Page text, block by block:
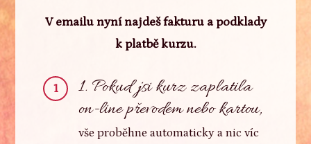
V emailu nyní najdeš fakturu a podklady
k platbě kurzu.
1
1. Pokud jsi kurz zaplatila
on-line převodem nebo kartou,
vše proběhne automaticky a nic víc